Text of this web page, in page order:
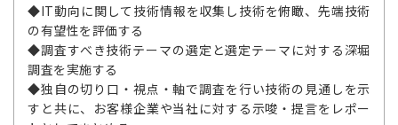
◆IT動向に関して技術情報を収集し技術を俯瞰、先端技術
の有望性を評価する
◆調査すべき技術テーマの選定と選定テーマに対する深堀
調査を実施する
◆独自の切り口・視点・軸で調査を行い技術の見通しを示
すと共に、お客様企業や当社に対する示唆・提言をレポー